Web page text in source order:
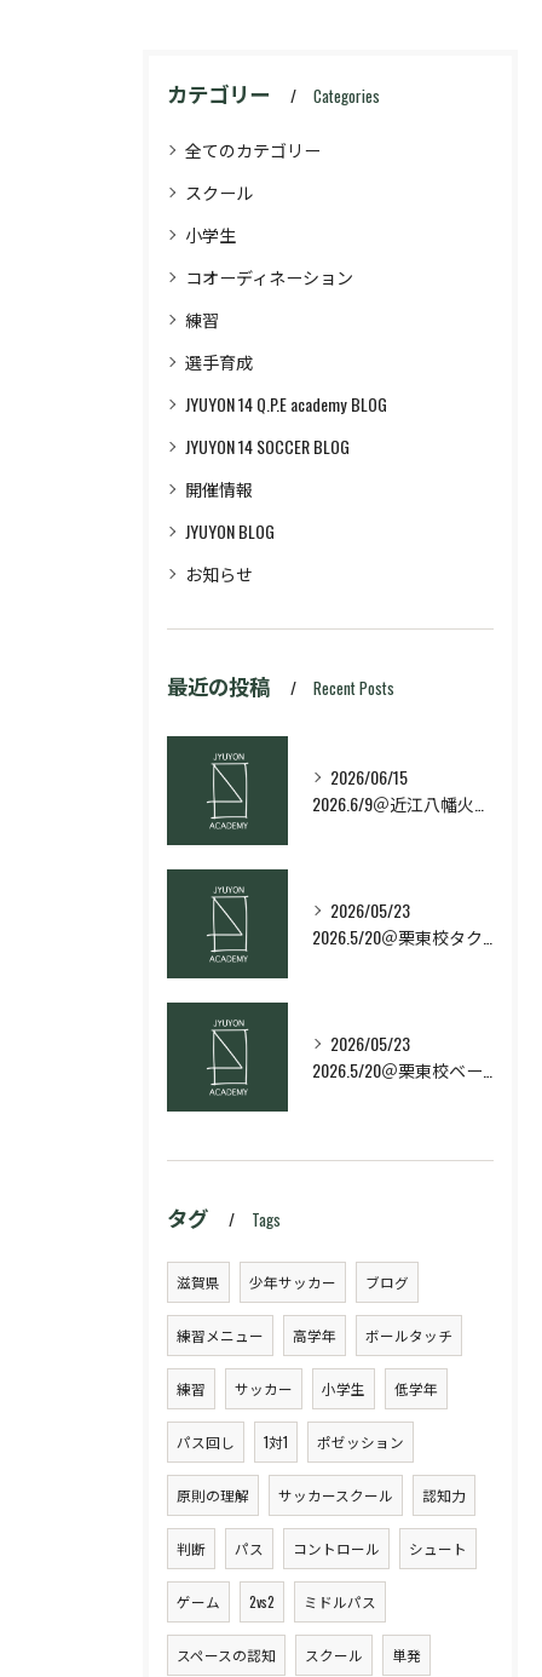
カテゴリー Categories
全てのカテゴリー
スクール
小学生
コオーディネーション
練習
選手育成
JYUYON 14 Q.P.E academy BLOG
JYUYON 14 SOCCER BLOG
開催情報
JYUYON BLOG
お知らせ
最近の投稿 Recent Posts
2026/06/15
2026/05/23
2026/05/23
タグ Tags
滋賀県 少年サッカー ブログ
練習メニュー 高学年 ボールタッチ
練習 サッカー 小学生 低学年
パス回し 1対1 ポゼッション
原則の理解 サッカースクール 認知力
判断 パス コントロール シュート
ゲーム 2vs2 ミドルパス
スペースの認知 スクール 単発